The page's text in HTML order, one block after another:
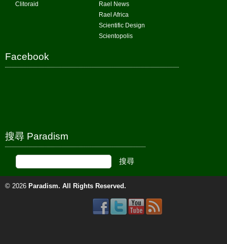
Clitoraid
Rael News
Rael Africa
Scientific Design
Scientopolis
Facebook
搜尋 Paradism
© 2026 Paradism. All Rights Reserved.